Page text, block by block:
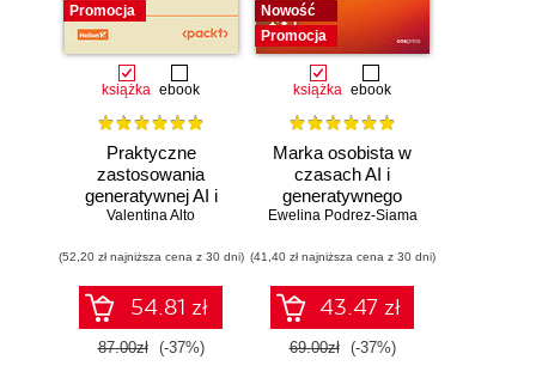
Promocja
książka ebook
Praktyczne
zastosowania
generatywnej AI i
ChatGPT.
potencjał inżynierii
promptów z
technologiami
OpenAI dla
zwiększenia
Valentina Alto
(52,20 zł najniższa cena z 30 dni)
54.81 zł
87.00zł (-37%)
Nowość
Promocja
książka ebook
Marka osobista w
czasach AI i
generatywnego
wyszukiwania
Ewelina Podrez-Siama
(41,40 zł najniższa cena z 30 dni)
43.47 zł
69.00zł (-37%)